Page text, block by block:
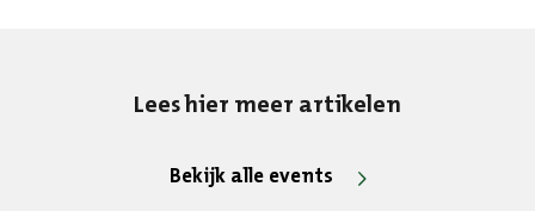
Lees hier meer artikelen
Bekijk alle events